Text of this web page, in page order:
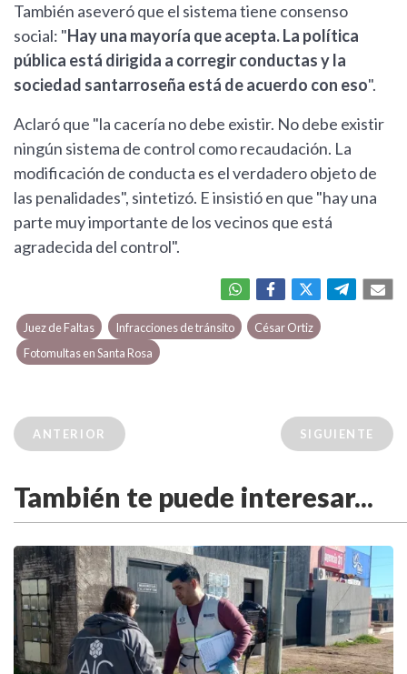
También aseveró que el sistema tiene consenso
social: "Hay una mayoría que acepta. La política
pública está dirigida a corregir conductas y la
sociedad santarroseña está de acuerdo con eso".
Aclaró que "la cacería no debe existir. No debe existir
ningún sistema de control como recaudación. La
modificación de conducta es el verdadero objeto de
las penalidades", sintetizó. E insistió en que "hay una
parte muy importante de los vecinos que está
agradecida del control".
Juez de Faltas Infracciones de tránsito
César Ortiz
Fotomultas en Santa Rosa
ANTERIOR SIGUIENTE
También te puede interesar...